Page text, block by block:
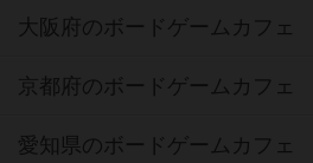
大阪府のボードゲームカフェ
京都府のボードゲームカフェ
愛知県のボードゲームカフェ